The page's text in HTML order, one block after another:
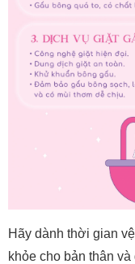
Hãy dành thời gian
khỏe cho bản thân